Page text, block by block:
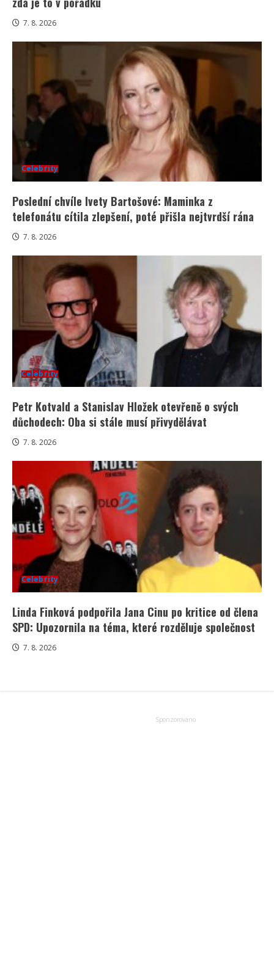
7. 8. 2026
Celebrity
Poslední chvíle Ivety Bartošové: Maminka z
telefonátu cítila zlepšení, poté přišla nejtvrdší rána
7. 8. 2026
Celebrity
Petr Kotvald a Stanislav Hložek otevřeně o svých
důchodech: Oba si stále musí přivydělávat
7. 8. 2026
Celebrity
Linda Finková podpořila Jana Cinu po kritice od člena
SPD: Upozornila na téma, které rozděluje společnost
7. 8. 2026